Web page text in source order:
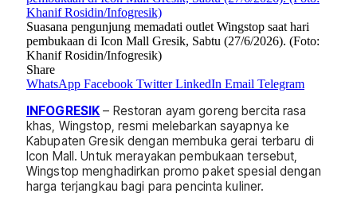
Suasana pengunjung memadati outlet Wingstop saat hari
pembukaan di Icon Mall Gresik, Sabtu (27/6/2026). (Foto:
Khanif Rosidin/Infogresik)
Share
WhatsApp Facebook Twitter LinkedIn Email Telegram
INFOGRESIK – Restoran ayam goreng bercita rasa
khas, Wingstop, resmi melebarkan sayapnya ke
Kabupaten Gresik dengan membuka gerai terbaru di
Icon Mall. Untuk merayakan pembukaan tersebut,
Wingstop menghadirkan promo paket spesial dengan
harga terjangkau bagi para pencinta kuliner.